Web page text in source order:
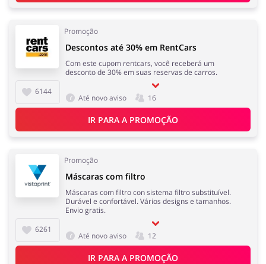
Promoção
6144
Descontos até 30% em RentCars
Com este cupom rentcars, você receberá um
desconto de 30% em suas reservas de carros.
Até novo aviso 16
IR PARA A PROMOÇÃO
Promoção
6261
Máscaras com filtro
Máscaras com filtro con sistema filtro substituível.
Durável e confortável. Vários designs e tamanhos.
Envio gratis.
Até novo aviso 12
IR PARA A PROMOÇÃO